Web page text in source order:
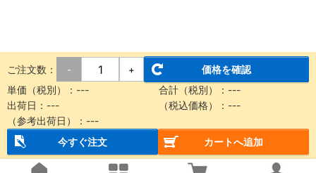
ご注文数： - +
価格を確認
単価（税別）： --- 合計（税別）： ---
出荷日： --- （税込価格）： ---
（参考出荷日）： ---
今すぐ注文
カートへ追加